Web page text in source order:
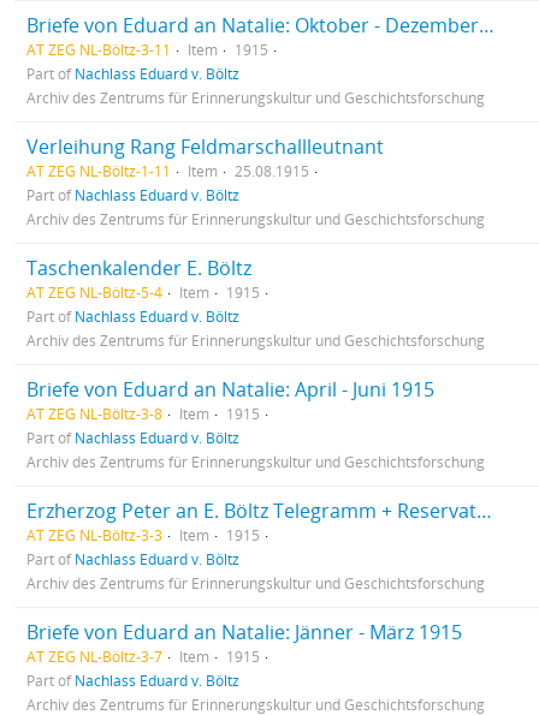
Briefe von Eduard an Natalie: Oktober - Dezember 1915
AT ZEG NL-Böltz-3-11 Item
1915
Part ofNachlass Eduard v. Böltz
Archiv des Zentrums für Erinnerungskultur und Geschichtsforschung
Verleihung Rang Feldmarschallleutnant
AT ZEG NL-Böltz-1-11 Item
25.08.1915
Part ofNachlass Eduard v. Böltz
Archiv des Zentrums für Erinnerungskultur und Geschichtsforschung
Taschenkalender E. Böltz
AT ZEG NL-Böltz-5-4 Item
1915
Part ofNachlass Eduard v. Böltz
Archiv des Zentrums für Erinnerungskultur und Geschichtsforschung
Briefe von Eduard an Natalie: April - Juni 1915
AT ZEG NL-Böltz-3-8 Item
1915
Part ofNachlass Eduard v. Böltz
Archiv des Zentrums für Erinnerungskultur und Geschichtsforschung
Erzherzog Peter an E. Böltz Telegramm + Reservatbeilage zum Korpskommandobefehl Nr. 232
AT ZEG NL-Böltz-3-3 Item
1915
Part ofNachlass Eduard v. Böltz
Archiv des Zentrums für Erinnerungskultur und Geschichtsforschung
Briefe von Eduard an Natalie: Jänner - März 1915
AT ZEG NL-Böltz-3-7 Item
1915
Part ofNachlass Eduard v. Böltz
Archiv des Zentrums für Erinnerungskultur und Geschichtsforschung